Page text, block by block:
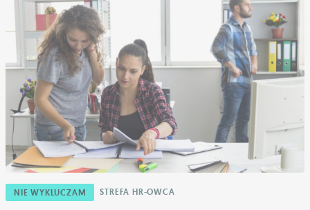
NIE WYKLUCZAM STREFA HR-OWCA